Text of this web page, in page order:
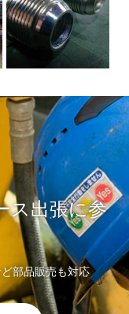
ス出張に参
部品販売も対応